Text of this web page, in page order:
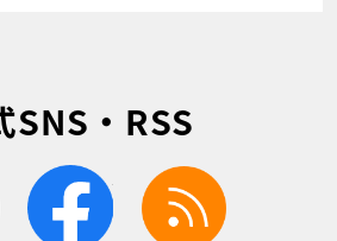
SNS・RSS
twitter facebook